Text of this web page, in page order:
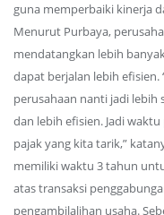
guna memperbaiki kinerja
Menurut Purbaya,
mendatangkan lebih
dapat berjalan lebih efisien.
perusahaan nanti jadi
dan lebih efisien. Jadi
pajak yang kita tarik,”
memiliki waktu 3 tahun
atas transaksi
pengambilalihan usaha.